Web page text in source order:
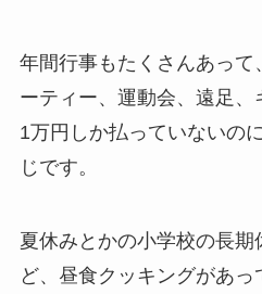
年間行事もたくさんあっ
ーティー、運動会、遠足
1万円しか払っていないの
じです。
夏休みとかの小学校の長
ど、昼食クッキングがあ